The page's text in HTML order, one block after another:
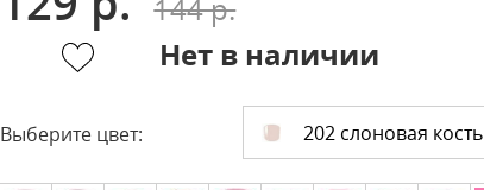
144 р.
Нет в наличии
Выберите цвет: 202 слоновая кость